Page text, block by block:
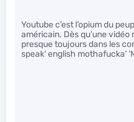
Youtube c’est l’opium du
américain. Dès qu’une vidéo
presque toujours dans les
speak’ english mothafucka’